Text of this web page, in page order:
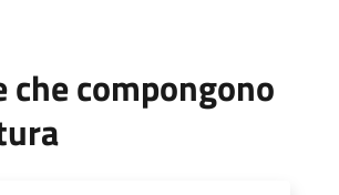
che compongono